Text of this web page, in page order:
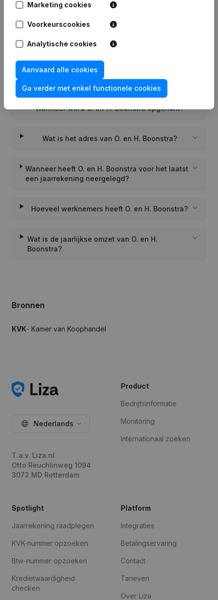
Wat is het btw-nummer van O. en H. Boonstra?
Wat is het PEPPOL ID van O. en H. Boonstra?
Wanneer werd O. en H. Boonstra opgericht?
Wat is het adres van O. en H. Boonstra?
Wanneer heeft O. en H. Boonstra voor het laatst
een jaarrekening neergelegd?
Hoeveel werknemers heeft O. en H. Boonstra?
Wat is de jaarlijkse omzet van O. en H.
Boonstra?
Bronnen
KVK- Kamer van Koophandel
Marketing cookies
Voorkeurscookies
Analytische cookies
Aanvaard alle cookies
Ga verder met enkel functionele cookies
Nederlands
T.a.v. Liza.nl
Otto Reuchlinweg 1094
3072 MD Rotterdam
Product
Bedrijfsinformatie
Monitoring
Internationaal zoeken
Spotlight
Jaarrekening raadplegen
KVK-nummer opzoeken
Btw-nummer opzoeken
Kredietwaardigheid
checken
Platform
Integraties
Betalingservaring
Contact
Tarieven
Over Liza